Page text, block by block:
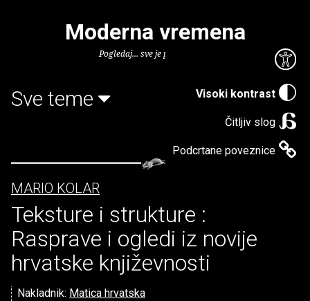
Visoki kontrast
Čitljiv slog
Podcrtane poveznice
Moderna vremena
Pogledaj... sve je puno knjiga.
Sve teme
MARIO KOLAR
Teksture i strukture :
Rasprave i ogledi iz novije
hrvatske književnosti
Nakladnik: Matica hrvatska